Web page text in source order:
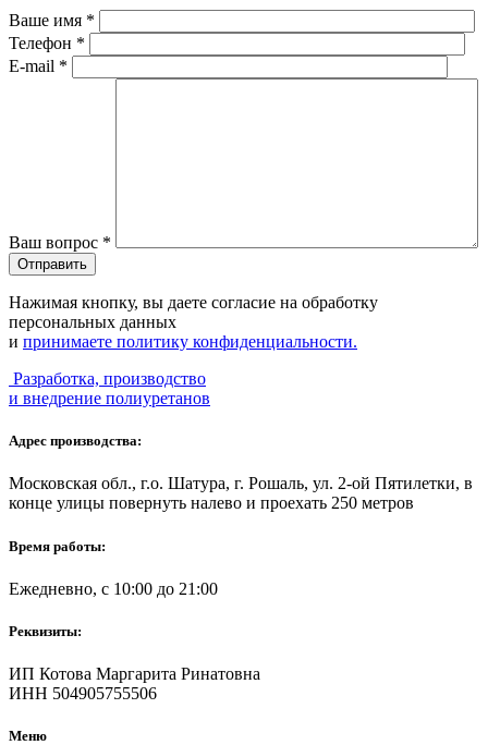
Ваше имя *
Телефон *
E-mail *
Ваш вопрос *
Нажимая кнопку, вы даете согласие на обработку
персональных данных
и принимаете политику конфиденциальности.
Разработка, производство
и внедрение полиуретанов
Адрес производства:
Московская обл., г.о. Шатура, г. Рошаль, ул. 2-ой Пятилетки, в
конце улицы повернуть налево и проехать 250 метров
Время работы:
Ежедневно, с 10:00 до 21:00
Реквизиты:
ИП Котова Маргарита Ринатовна
ИНН 504905755506
Меню